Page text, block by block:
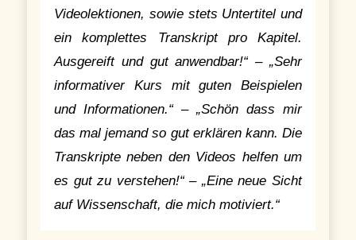
Videolektionen, sowie stets Untertitel und
ein komplettes Transkript pro Kapitel.
Ausgereift und gut anwendbar!“ – „Sehr
informativer Kurs mit guten Beispielen
und Informationen.“ – „Schön dass mir
das mal jemand so gut erklären kann. Die
Transkripte neben den Videos helfen um
es gut zu verstehen!“ – „Eine neue Sicht
auf Wissenschaft, die mich motiviert.“